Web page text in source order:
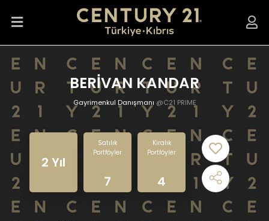
BERİVAN KANDAR
Gayrimenkul Danışmanı @C21 PRIME
2 Yıl
Satılık
Portföyler
7
Kiralık
Portföyler
4